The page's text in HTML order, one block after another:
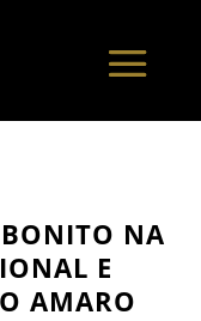
NA
E
AMARO